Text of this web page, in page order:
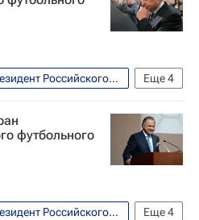
Еще4
Виталий Мутко - новый президент Российского футбольного союза (РФС). Мнения, комментарии
Виталий Мутко
(РФС)
футбольного
Еще4
Виталий Мутко - новый президент Российского футбольного союза (РФС). Мнения, комментарии